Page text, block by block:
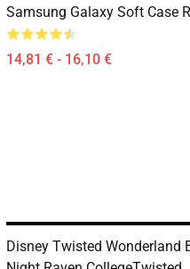
Samsung Galaxy Soft Case
14,81 € - 16,10 €
Disney Twisted Wonderland